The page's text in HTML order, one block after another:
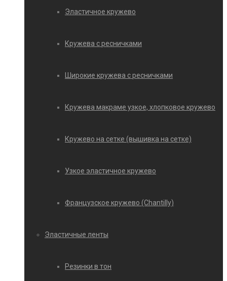
Эластичное кружево
Кружева с ресничками
Широкие кружева с ресничками
Кружева макраме узкое, хлопковое кружево
Кружево на сетке (вышивка на сетке)
Узкое эластичное кружево
Французское кружево (Chantilly)
Эластичные ленты
Резинки в тон